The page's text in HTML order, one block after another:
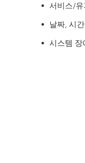
서비스/유
날짜, 시
시스템 장